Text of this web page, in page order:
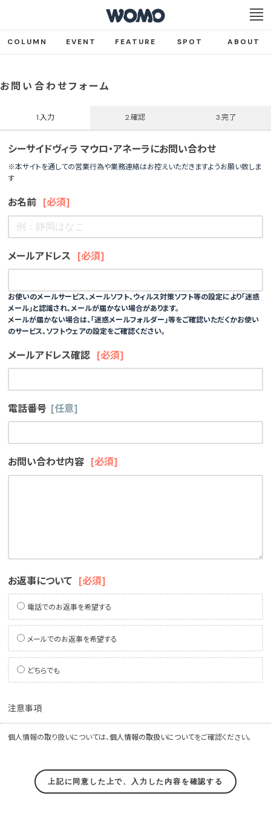
COLUMN EVENT FEATURE SPOT ABOUT
お問い合わせフォーム
1.入力 2.確認 3.完了
シーサイドヴィラ マウロ・アネーラにお問い合わせ
※本サイトを通しての営業行為や業務連絡はお控えいただきますようお願い致しま
す
お名前 [必須]
メールアドレス [必須]
お使いのメールサービス、メールソフト、ウィルス対策ソフト等の設定により「迷惑
メール」と認識され、メールが届かない場合があります。
メールが届かない場合は、「迷惑メールフォルダー」等をご確認いただくかお使い
のサービス、ソフトウェアの設定をご確認ください。
メールアドレス確認 [必須]
電話番号 [任意]
お問い合わせ内容 [必須]
お返事について [必須]
電話でのお返事を希望する
メールでのお返事を希望する
どちらでも
注意事項
個人情報の取り扱いについては、個人情報の取扱いについてをご確認ください。